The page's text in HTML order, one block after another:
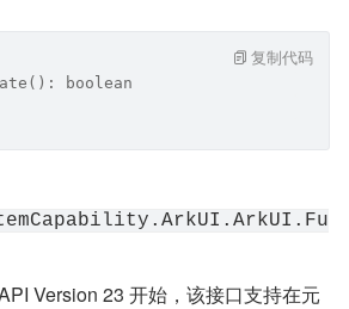
boolean
复制代码
Version 23 开始，该接口支持在元